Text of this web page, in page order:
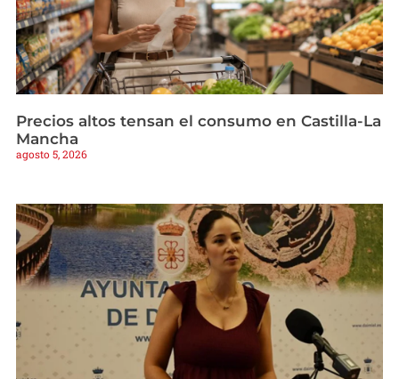
Precios altos tensan el consumo en Castilla-La
Mancha
agosto 5, 2026